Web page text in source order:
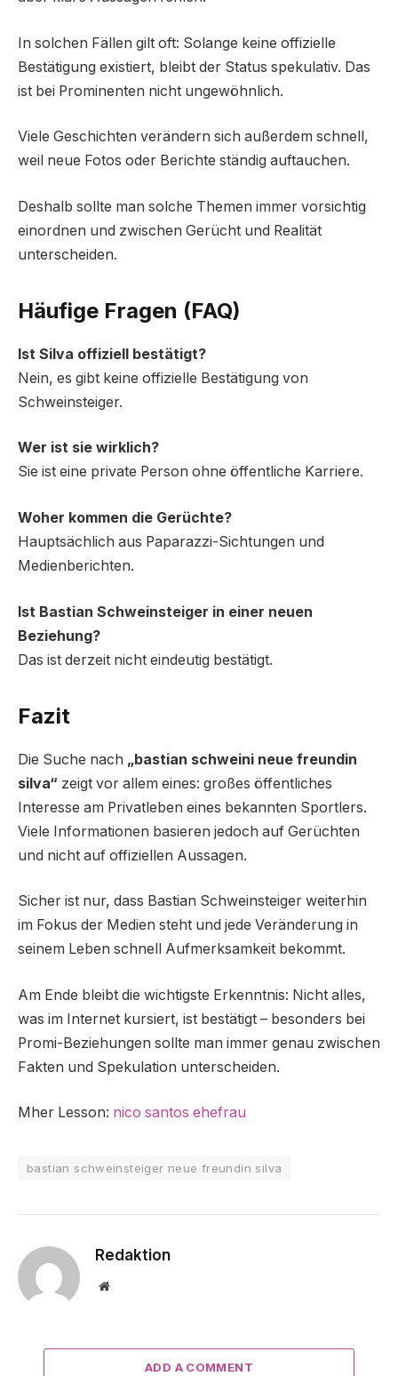
In solchen Fällen gilt oft: Solange keine offizielle
Bestätigung existiert, bleibt der Status spekulativ. Das
ist bei Prominenten nicht ungewöhnlich.
Viele Geschichten verändern sich außerdem schnell,
weil neue Fotos oder Berichte ständig auftauchen.
Deshalb sollte man solche Themen immer vorsichtig
einordnen und zwischen Gerücht und Realität
unterscheiden.
Häufige Fragen (FAQ)
Ist Silva offiziell bestätigt?
Nein, es gibt keine offizielle Bestätigung von
Schweinsteiger.
Wer ist sie wirklich?
Sie ist eine private Person ohne öffentliche Karriere.
Woher kommen die Gerüchte?
Hauptsächlich aus Paparazzi-Sichtungen und
Medienberichten.
Ist Bastian Schweinsteiger in einer neuen
Beziehung?
Das ist derzeit nicht eindeutig bestätigt.
Fazit
Die Suche nach „bastian schweini neue freundin
silva“ zeigt vor allem eines: großes öffentliches
Interesse am Privatleben eines bekannten Sportlers.
Viele Informationen basieren jedoch auf Gerüchten
und nicht auf offiziellen Aussagen.
Sicher ist nur, dass Bastian Schweinsteiger weiterhin
im Fokus der Medien steht und jede Veränderung in
seinem Leben schnell Aufmerksamkeit bekommt.
Am Ende bleibt die wichtigste Erkenntnis: Nicht alles,
was im Internet kursiert, ist bestätigt – besonders bei
Promi-Beziehungen sollte man immer genau zwischen
Fakten und Spekulation unterscheiden.
Mher Lesson: nico santos ehefrau
bastian schweinsteiger neue freundin silva
Redaktion
Website
ADD A COMMENT